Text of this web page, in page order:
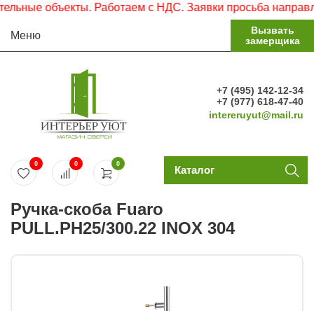
объекты. Работаем с НДС. Заявки просьба
Меню
Вызвать
замерщика
+7 (495) 142-12-34
+7 (977) 618-47-40
intereruyut@mail.ru
0
0 0 Каталог
Ручка-скоба Fuaro
PULL.PH25/300.22 INOX 304